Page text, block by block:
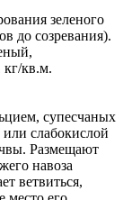
зеленого
до созревания).
кг/кв.м.
супесчаных
слабокислой
Размещают
навоза
ветвиться,